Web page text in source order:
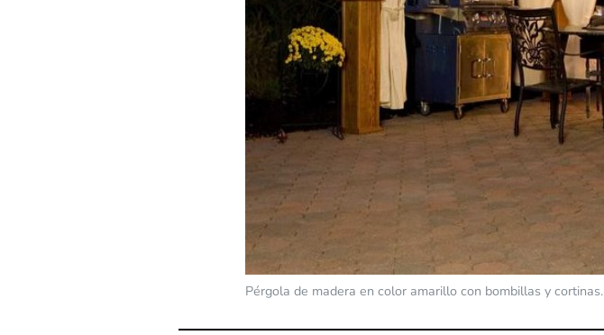
Pérgola de madera en color amarillo con bombillas y cortinas.